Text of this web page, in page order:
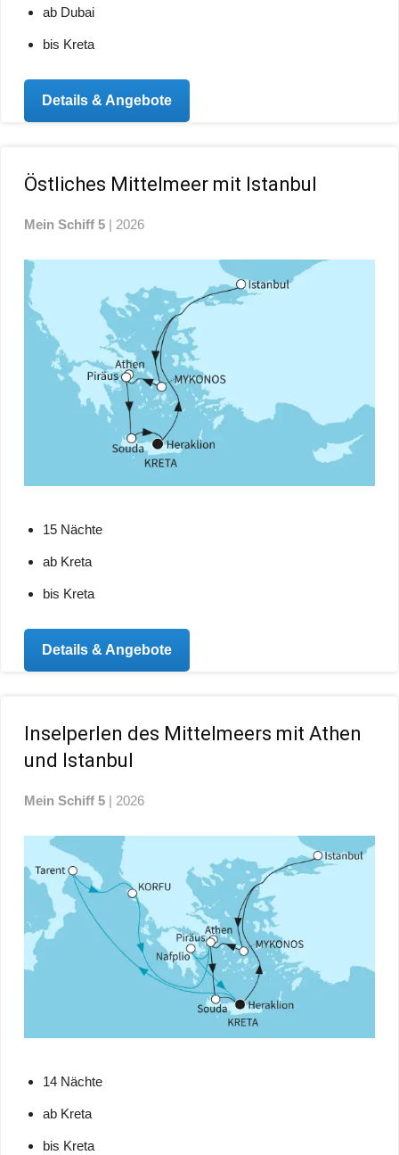
ab Dubai
bis Kreta
Details & Angebote
Östliches Mittelmeer mit Istanbul
Mein Schiff 5 | 2026
15 Nächte
ab Kreta
bis Kreta
Details & Angebote
Inselperlen des Mittelmeers mit Athen
und Istanbul
Mein Schiff 5 | 2026
14 Nächte
ab Kreta
bis Kreta